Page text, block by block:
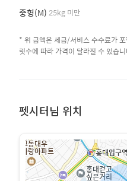
중형(M) 25kg 미만
* 위 금액은 세금/서비스 수수료가
릿수에 따라 가격이 달라질 수 있습
펫시터님 위치